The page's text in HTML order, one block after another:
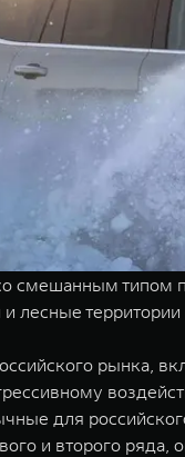
смешанным
лесные
рынка,
для
и второго